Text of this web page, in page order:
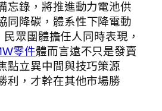
忘錄，將推進動力電池供
同降碳，體系性下降電動
眾團體擔任人同時表現，
零件體而言遠不只是發賣
點立異中間與技巧策源
利，才幹在其他市場勝